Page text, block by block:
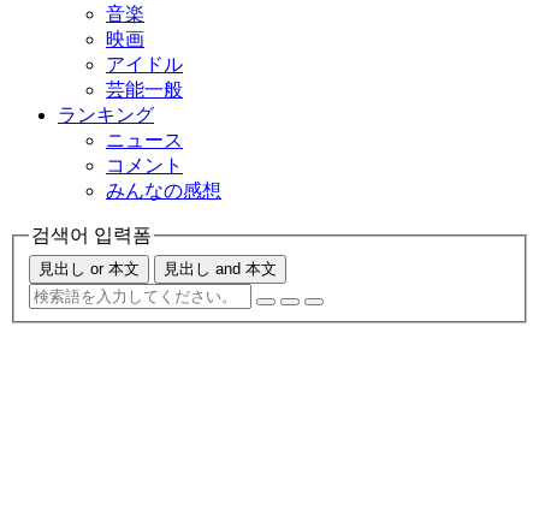
音楽
映画
アイドル
芸能一般
ランキング
ニュース
コメント
みんなの感想
검색어 입력폼
見出し or 本文 見出し and 本文